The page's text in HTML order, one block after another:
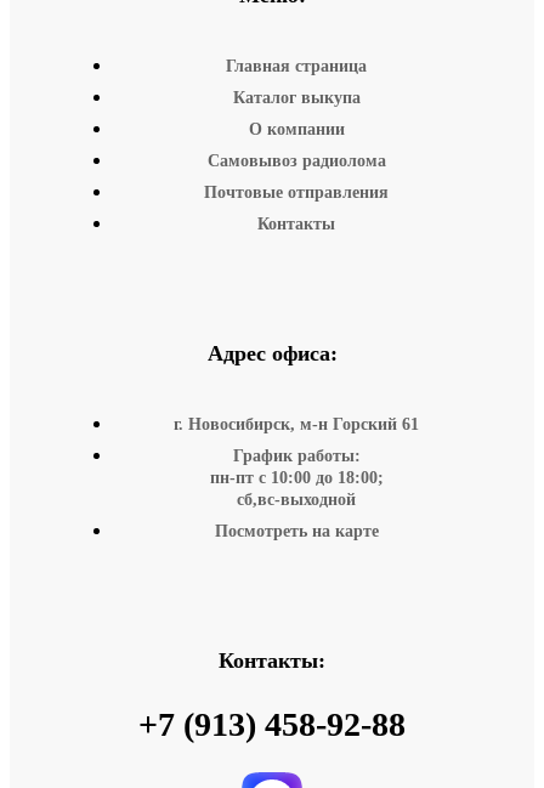
Главная страница
Каталог выкупа
О компании
Самовывоз радиолома
Почтовые отправления
Контакты
Адрес офиса:
г. Новосибирск, м-н Горский 61
График работы:
пн-пт с 10:00 до 18:00;
сб,вс-выходной
Посмотреть на карте
Контакты:
+7 (913) 458-92-88